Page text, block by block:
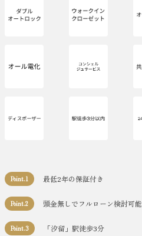
Point.1 最低2年の保証付き
Point.2 頭金無しでフルローン検討可能
Point.3 「汐留」駅徒歩3分